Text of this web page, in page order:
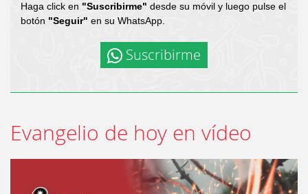
Haga click en "Suscribirme" desde su móvil y luego pulse el
botón "Seguir" en su WhatsApp.
Suscribirme
Evangelio de hoy en vídeo